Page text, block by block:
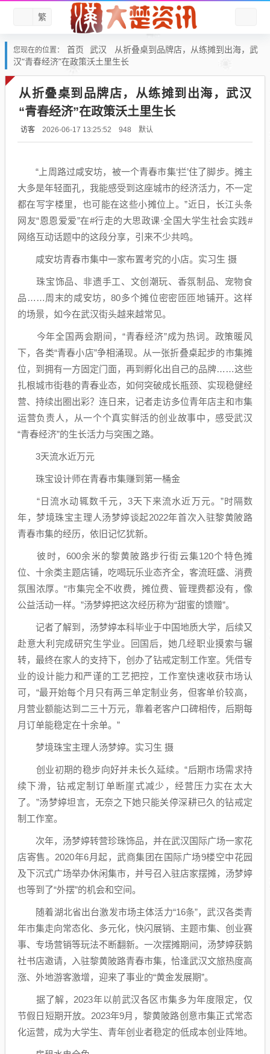
繁
您现在的位置： 首页 武汉
从折叠桌到品牌店，从练摊到出海，武
汉“青春经济”在政策沃土里生长
从折叠桌到品牌店，从练摊到出海，武汉
“青春经济”在政策沃土里生长
访客 2026-06-17 13:25:52 948 默认
“上周路过咸安坊，被一个青春市集‘拦’住了脚步。摊主
大多是年轻面孔，我能感受到这座城市的经济活力，不一定
都在写字楼里，也可能在这些小摊位上。”近日，长江头条
网友“恩恩爱爱”在#行走的大思政课·全国大学生社会实践#
网络互动话题中的这段分享，引来不少共鸣。
咸安坊青春市集中一家布置考究的小店。实习生 摄
珠宝饰品、非遗手工、文创潮玩、香氛制品、宠物食
品……周末的咸安坊，80多个摊位密密匝匝地铺开。这样
的场景，如今在武汉街头越来越常见。
今年全国两会期间，“青春经济”成为热词。政策暖风
下，各类“青春小店”争相涌现。从一张折叠桌起步的市集摊
位，到拥有一方固定门面，再到孵化出自己的品牌……这些
扎根城市街巷的青春业态，如何突破成长瓶颈、实现稳健经
营、持续出圈出彩？连日来，记者走访多位青年店主和市集
运营负责人，从一个个真实鲜活的创业故事中，感受武汉
“青春经济”的生长活力与突围之路。
3天流水近万元
珠宝设计师在青春市集赚到第一桶金
“日流水动辄数千元，3天下来流水近万元。”时隔数
年，梦境珠宝主理人汤梦婷谈起2022年首次入驻黎黄陂路
青春市集的经历，依旧记忆犹新。
彼时，600余米的黎黄陂路步行街云集120个特色摊
位、十余类主题店铺，吃喝玩乐业态齐全，客流旺盛、消费
氛围浓厚。“市集完全不收费，摊位费、管理费都没有，像
公益活动一样。”汤梦婷把这次经历称为“甜蜜的馈赠”。
记者了解到，汤梦婷本科毕业于中国地质大学，后续又
赴意大利完成研究生学业。回国后，她几经职业摸索与辗
转，最终在家人的支持下，创办了钻戒定制工作室。凭借专
业的设计能力和严谨的工艺把控，工作室快速收获市场认
可，“最开始每个月只有两三单定制业务，但客单价较高，
月营业额能达到二三十万元，靠着老客户口碑相传，后期每
月订单能稳定在十余单。”
梦境珠宝主理人汤梦婷。实习生 摄
创业初期的稳步向好并未长久延续。“后期市场需求持
续下滑，钻戒定制订单断崖式减少，经营压力实在太大
了。”汤梦婷坦言，无奈之下她只能关停深耕已久的钻戒定
制工作室。
次年，汤梦婷转营珍珠饰品，并在武汉国际广场一家花
店寄售。2020年6月起，武商集团在国际广场9楼空中花园
及下沉式广场举办休闲集市，并号召入驻店家摆摊，汤梦婷
也等到了“外摆”的机会和空间。
随着湖北省出台激发市场主体活力“16条”，武汉各类青
年市集走向常态化、多元化，快闪展销、主题市集、创业赛
事、专场营销等玩法不断翻新。一次摆摊期间，汤梦婷获鹅
社书店邀请，入驻黎黄陂路青春市集，恰逢武汉文旅热度高
涨、外地游客激增，迎来了事业的“黄金发展期”。
据了解，2023年以前武汉各区市集多为年度限定，仅
节假日短期开放。2023年9月，黎黄陂路创意市集正式常态
化运营，成为大学生、青年创业者稳定的低成本创业阵地。